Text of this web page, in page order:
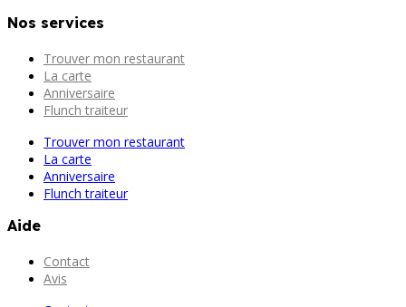
Nos services
Trouver mon restaurant
La carte
Anniversaire
Flunch traiteur
Trouver mon restaurant
La carte
Anniversaire
Flunch traiteur
Aide
Contact
Avis